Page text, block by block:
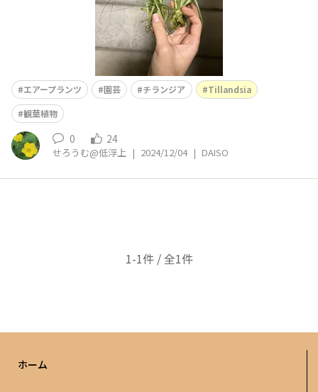
エアープランツ 園芸 チランジア
Tillandsia
観葉植物
0 24
せろうむ@低浮上 | 2024/12/04 | DAISO
1-1件 / 全1件
ホーム